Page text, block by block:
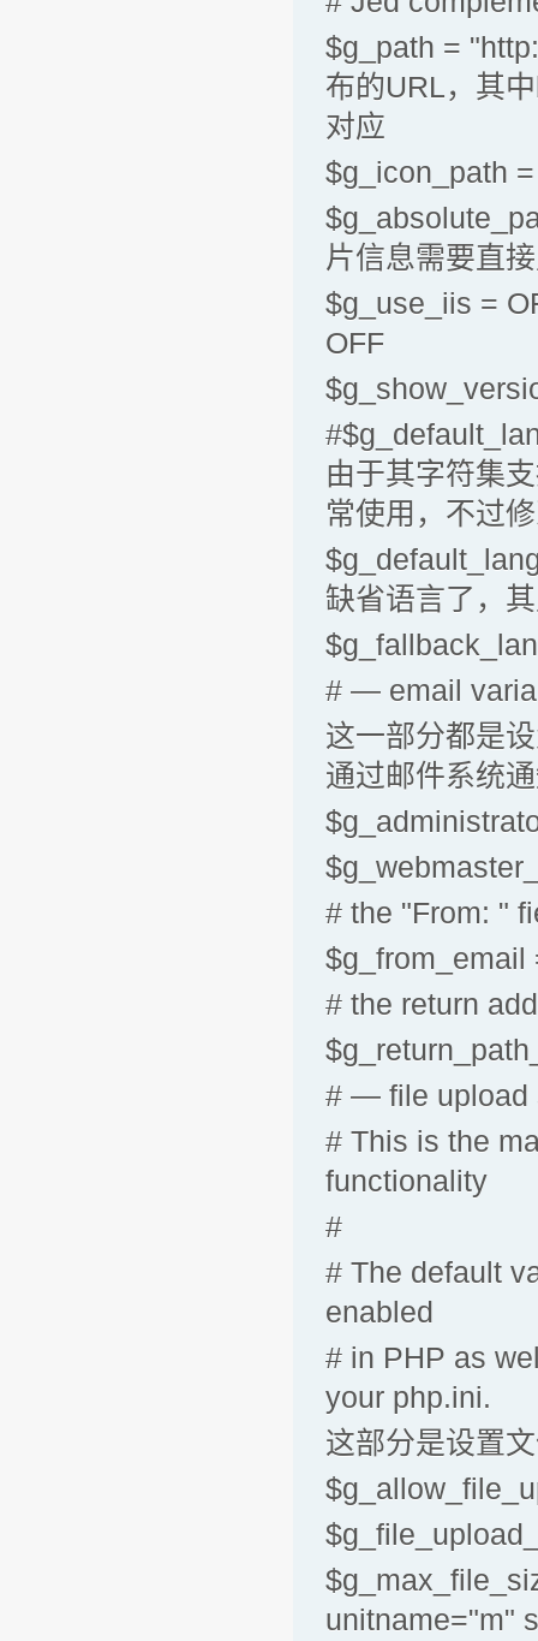
$g_path =
布的URL，其
对应
$g_icon_path
片信息需要直
$g_use_iis =
OFF
由于其字符集
常使用，不过
缺省语言了，
# — email
这一部分都是
通过邮件系统
# the "From: "
# the return
# — file
# This is the
functionality
#
# The default
enabled
# in PHP as
your php.ini.
这部分是设置
unitname="m"